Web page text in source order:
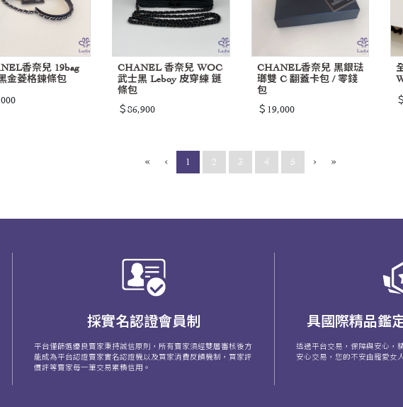
香奈兒 19bag
金菱格鍊條包
CHANEL 香奈兒 WOC
武士黑 Leboy 皮穿練 鏈
條包
＄86,900
CHANEL香奈兒 黑銀琺
瑯雙 C 翻蓋卡包 / 零錢
包
＄19,000
« ‹ 1 (current)
2 3 4 5 › »
採實名認證會員制
平台僅篩選優良賣家秉持誠信原則，所有賣家須經雙層審核後方
能成為平台認證賣家實名認證機以及買家消費反饋機制，買家評
價評等賣家每一筆交易累積信用。
具國際精品鑑
透過平台交易，保障與安心，
安心交易，您的不安由寵愛女